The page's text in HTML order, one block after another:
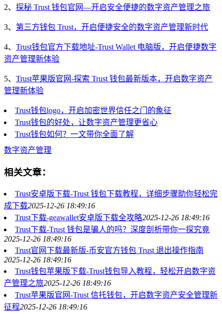
2、 探秘 Trust 钱包官网—开启安全便捷的数字资产管理之旅
3、 第三方钱包 Trust，开启便捷安全的数字资产管理新时代
4、 Trust钱包官方下载地址-Trust Wallet 电脑版，开启便捷数字
资产管理新体验
5、 Trust苹果版官网-探索 Trust 钱包最新版本，开启数字资产
管理新体验
Trust钱包logo，开启加密世界信任之门的象征
Trust钱包的好处，让数字资产管理更省心
Trust钱包如何？一文带你全面了解
数字资产管理
相关文章：
Trust安卓版下载-Trust 钱包下载教程，详细步骤助你轻松完
成下载2025-12-26 18:49:16
Trust下载-geawallet安卓版下载全攻略2025-12-26 18:49:16
Trust下载-Trust 钱包是骗人的吗？深度剖析带你一探究竟
2025-12-26 18:49:16
Trust官网下载最新版-币安官方钱包 Trust 退出操作指南
2025-12-26 18:49:16
Trust钱包苹果版下载-Trust钱包导入教程，轻松开启数字资
产管理之旅2025-12-26 18:49:16
Trust苹果版官网-Trust 信托钱包，开启数字资产安全管理新
征程2025-12-26 18:49:16